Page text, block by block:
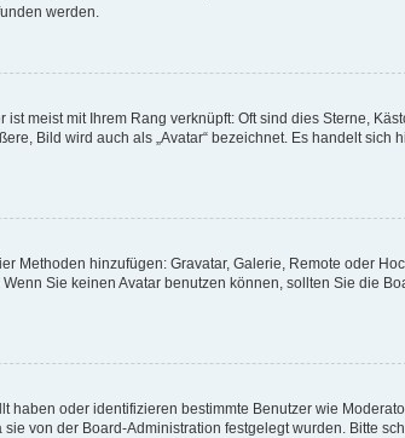
werden.
meist mit Ihrem Rang verknüpft: Oft sind dies Sterne,
Bild wird auch als „Avatar“ bezeichnet. Es handelt sich
Methoden hinzufügen: Gravatar, Galerie, Remote oder
Sie keinen Avatar benutzen können, sollten Sie die
haben oder identifizieren bestimmte Benutzer wie
von der Board-Administration festgelegt wurden. Bitte